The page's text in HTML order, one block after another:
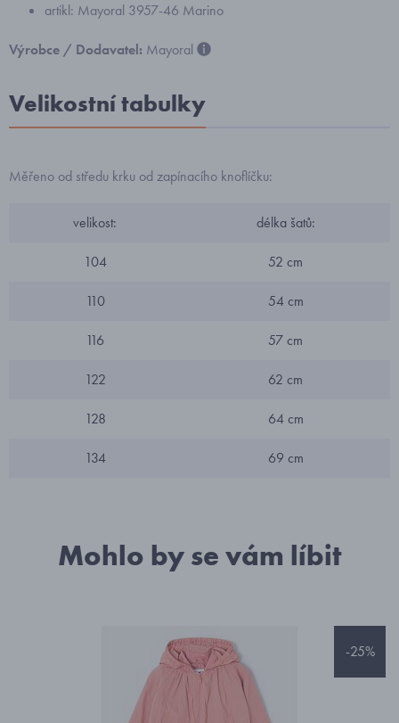
artikl: Mayoral 3957-46 Marino
Výrobce / Dodavatel: Mayoral
Velikostní tabulky
Měřeno od středu krku od zapínacího knoflíčku:
velikost: délka šatů:
104 52 cm
110 54 cm
116 57 cm
122 62 cm
128 64 cm
134 69 cm
Mohlo by se vám líbit
-25%